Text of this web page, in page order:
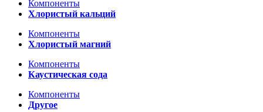
Компоненты
Хлористый кальций
Компоненты
Хлористый магний
Компоненты
Каустическая сода
Компоненты
Другое